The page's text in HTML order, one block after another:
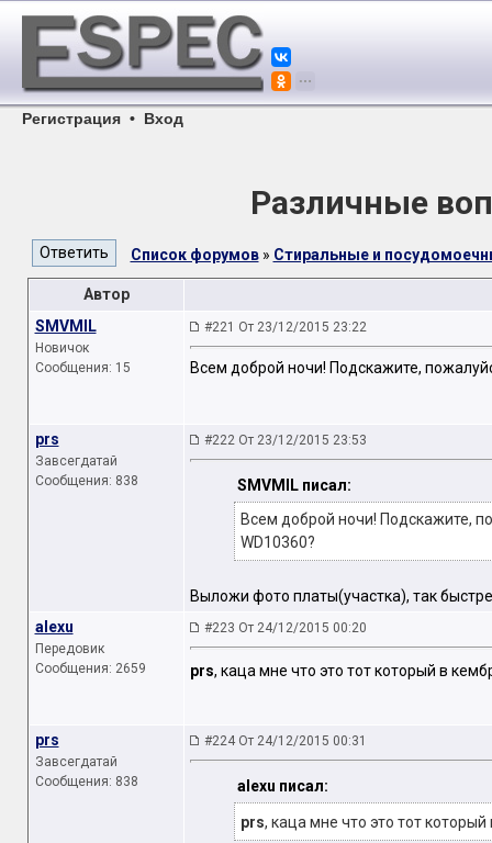
Регистрация • Вход
Различные
Список форумов» Стиральные и
Автор
SMVMIL
Новичок
Сообщения: 15
#221 От 23/12/2015 23:22
Всем доброй ночи! Подскажите,
prs
Завсегдатай
Сообщения: 838
#222 От 23/12/2015 23:53
SMVMIL писал:
Всем доброй ночи! Подскажите,
WD10360?
Выложи фото платы(участка), так
alexu
Передовик
Сообщения: 2659
#223 От 24/12/2015 00:20
prs, каца мне что это тот который в
prs
Завсегдатай
Сообщения: 838
#224 От 24/12/2015 00:31
alexu писал:
prs, каца мне что это тот